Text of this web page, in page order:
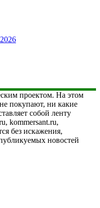
проектом. На этом
покупают, ни какие
собой ленту
kommersant.ru,
без искажения,
новостей